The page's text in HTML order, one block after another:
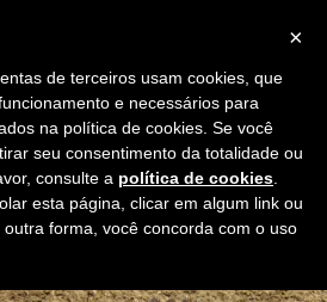
Sânscrita/ Deuses da Mitologia
×
de terceiros usam cookies, que
e necessários para
na política de cookies. Se você
seu consentimento da totalidade ou
consulte a política de cookies
esta página, clicar em algum link ou
forma, você concorda com o uso